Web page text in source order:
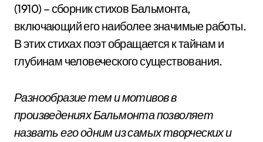
(1910) – сборник стихов Бальмонта,
включающий его наиболее значимые работы.
В этих стихах поэт обращается к тайнам и
глубинам человеческого существования.
Разнообразие тем и мотивов в
произведениях Бальмонта позволяет
назвать его одним из самых творческих и